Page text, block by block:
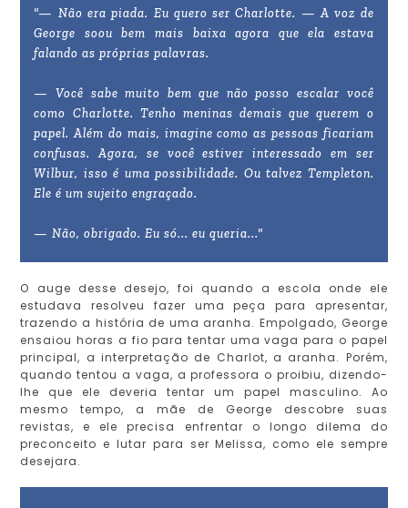
"— Não era piada. Eu quero ser Charlotte. — A voz de
George soou bem mais baixa agora que ela estava
falando as próprias palavras.
— Você sabe muito bem que não posso escalar você
como Charlotte. Tenho meninas demais que querem o
papel. Além do mais, imagine como as pessoas ficariam
confusas. Agora, se você estiver interessado em ser
Wilbur, isso é uma possibilidade. Ou talvez Templeton.
Ele é um sujeito engraçado.
— Não, obrigado. Eu só... eu queria..."
O auge desse desejo, foi quando a escola onde ele
estudava resolveu fazer uma peça para apresentar,
trazendo a história de uma aranha. Empolgado, George
ensaiou horas a fio para tentar uma vaga para o papel
principal, a interpretação de Charlot, a aranha. Porém,
quando tentou a vaga, a professora o proibiu, dizendo-
lhe que ele deveria tentar um papel masculino. Ao
mesmo tempo, a mãe de George descobre suas
revistas, e ele precisa enfrentar o longo dilema do
preconceito e lutar para ser Melissa, como ele sempre
desejara.